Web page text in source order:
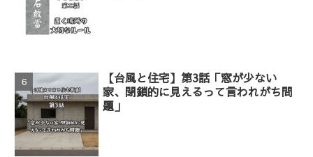
【台風と住宅】第3話「窓が少ない
家、閉鎖的に見えるって言われがち問
題」